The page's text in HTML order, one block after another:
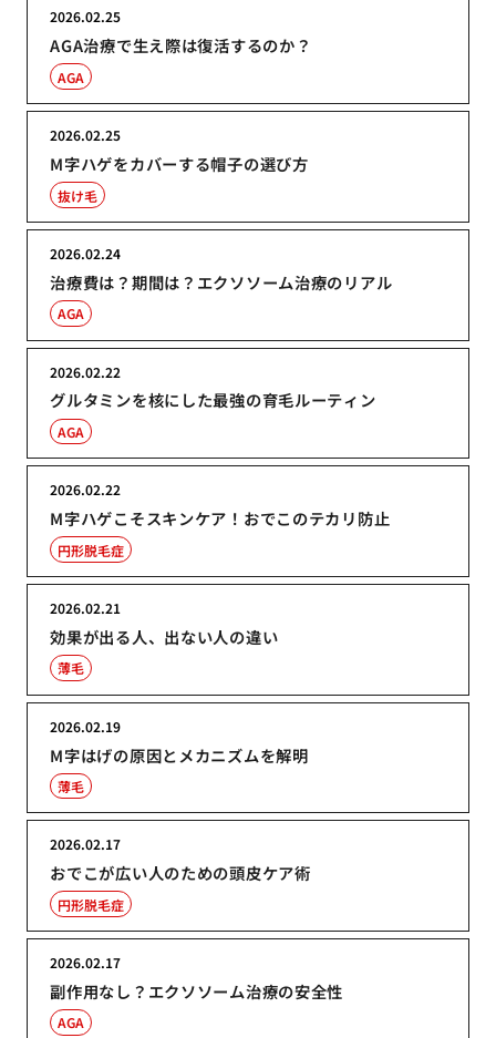
AGA治療で生え際は復活するのか？
2026.02.25
AGA
M字ハゲをカバーする帽子の選び方
2026.02.25
抜け毛
治療費は？期間は？エクソソーム治療のリアル
2026.02.24
AGA
グルタミンを核にした最強の育毛ルーティン
2026.02.22
AGA
M字ハゲこそスキンケア！おでこのテカリ防止
2026.02.22
円形脱毛症
効果が出る人、出ない人の違い
2026.02.21
薄毛
M字はげの原因とメカニズムを解明
2026.02.19
薄毛
おでこが広い人のための頭皮ケア術
2026.02.17
円形脱毛症
副作用なし？エクソソーム治療の安全性
2026.02.17
AGA